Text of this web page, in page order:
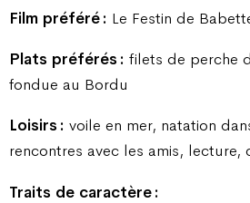
Film préféré : Le Festin de
Plats préférés : filets de perche
fondue au Bordu
Loisirs : voile en mer, natation
rencontres avec les amis, lecture,
Traits de caractère :